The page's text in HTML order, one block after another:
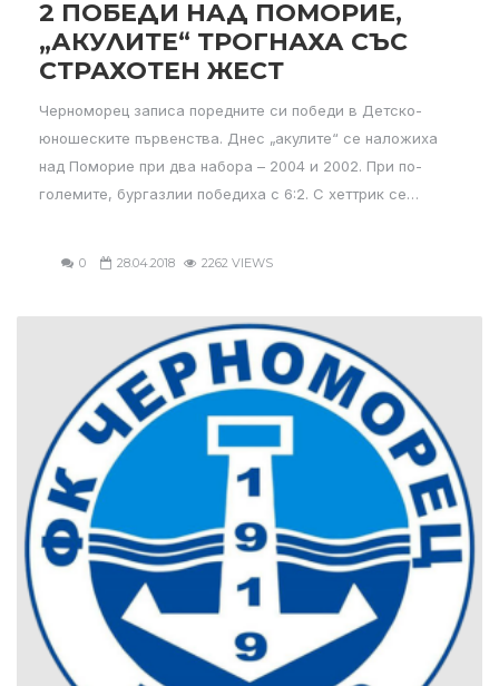
2 ПОБЕДИ НАД ПОМОРИЕ,
„АКУЛИТЕ“ ТРОГНАХА СЪС
СТРАХОТЕН ЖЕСТ
Черноморец записа поредните си победи в Детско-
юношеските първенства. Днес „акулите“ се наложиха
над Поморие при два набора – 2004 и 2002. При по-
големите, бургазлии победиха с 6:2. С хеттрик се…
0 28.04.2018 2262 VIEWS